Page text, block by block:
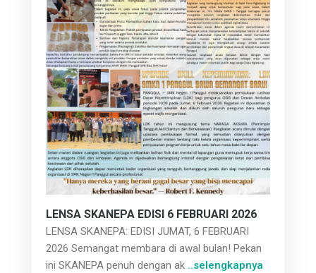
LENSA SKANEPA EDISI 6 FEBRUARI 2026
LENSA SKANEPA: EDISI JUMAT, 6 FEBRUARI
2026 Semangat membara di awal bulan! Pekan
ini SKANEPA penuh dengan ak ..selengkapnya